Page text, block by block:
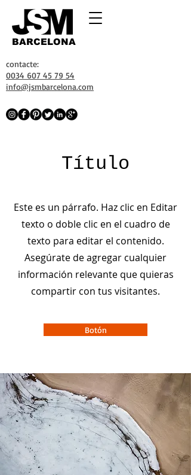
BARCELONA
contacte:
0034 607 45 79 54
info@jsmbarcelona.com
Título
Este es un párrafo. Haz clic en Editar
texto o doble clic en el cuadro de
texto para editar el contenido.
Asegúrate de agregar cualquier
información relevante que quieras
compartir con tus visitantes.
Botón